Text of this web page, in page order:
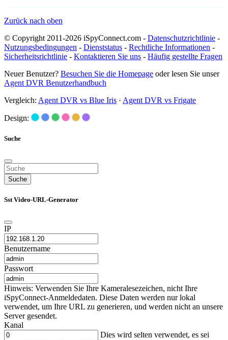
Zurück nach oben
© Copyright 2011-2026 iSpyConnect.com - Datenschutzrichtlinie -
Nutzungsbedingungen - Dienststatus - Rechtliche Informationen -
Sicherheitsrichtlinie - Kontaktieren Sie uns - Häufig gestellte Fragen
Neuer Benutzer? Besuchen Sie die Homepage oder lesen Sie unser
Agent DVR Benutzerhandbuch
Vergleich: Agent DVR vs Blue Iris · Agent DVR vs Frigate
Design:
Suche
Suche
Sst Video-URL-Generator
IP
Benutzername
Passwort
Hinweis: Verwenden Sie Ihre Kameralesezeichen, nicht Ihre
iSpyConnect-Anmeldedaten. Diese Daten werden nur lokal
verwendet, um Ihre URL zu generieren, und werden nicht an unsere
Server gesendet.
Kanal
Dies wird selten verwendet, es sei